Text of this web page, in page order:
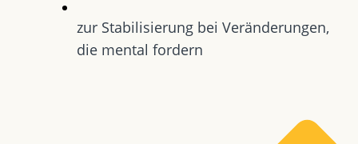
zur Stabilisierung bei Veränderungen,
die mental fordern